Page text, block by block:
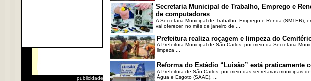
publicidade
Secretaria Municipal de Trabalho, Emprego e
de computadores
A Secretaria Municipal de Trabalho, Emprego e Renda (SMTER),
vai oferecer, no mês de janeiro de ...
Prefeitura realiza roçagem e limpeza do
A Prefeitura Municipal de São Carlos, por meio da Secretaria
limpeza ...
Reforma do Estádio “Luisão” está praticamente
A Prefeitura de São Carlos, por meio das secretarias municipais
Água e Esgoto (SAAE), ...